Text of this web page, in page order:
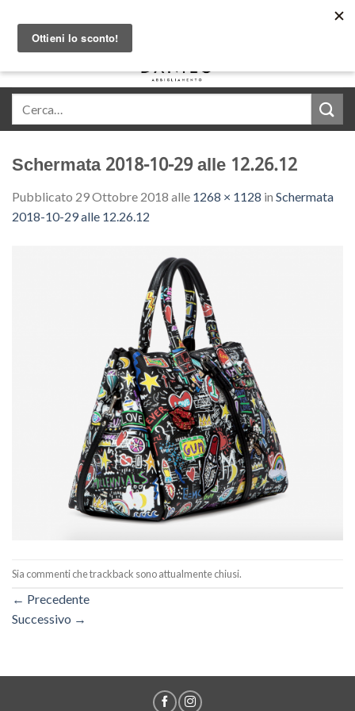
content
Schermata 2018-10-29 alle 12.26.12
Pubblicato 29 Ottobre 2018 alle 1268 × 1128 in Schermata
2018-10-29 alle 12.26.12
Sia commenti che trackback sono attualmente chiusi.
← Precedente
Successivo →